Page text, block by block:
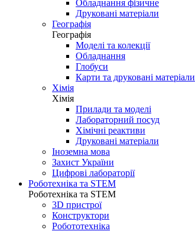
Обладнання фізичне
Друковані матеріали
Географія
Географія
Моделі та колекції
Обладнання
Глобуси
Карти та друковані матеріали
Хімія
Хімія
Прилади та моделі
Лабораторний посуд
Хімічні реактиви
Друковані матеріали
Іноземна мова
Захист України
Цифрові лабораторії
Роботехніка та STEM
Роботехніка та STEM
3D пристрої
Конструктори
Робототехніка